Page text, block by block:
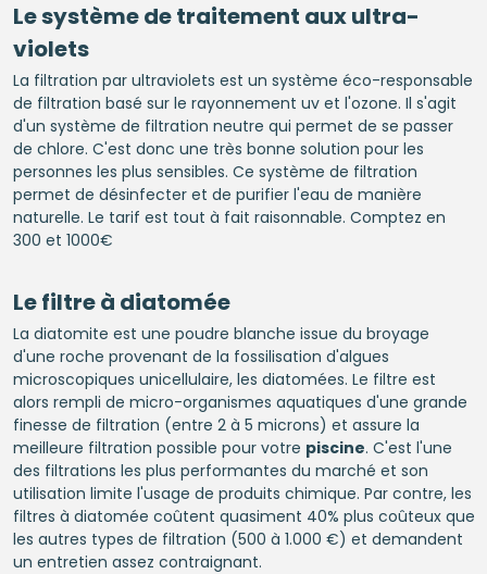
Le système de traitement aux ultra-
violets
La filtration par ultraviolets est un système éco-responsable
de filtration basé sur le rayonnement uv et l'ozone. Il s'agit
d'un système de filtration neutre qui permet de se passer
de chlore. C'est donc une très bonne solution pour les
personnes les plus sensibles. Ce système de filtration
permet de désinfecter et de purifier l'eau de manière
naturelle. Le tarif est tout à fait raisonnable. Comptez en
300 et 1000€
Le filtre à diatomée
La diatomite est une poudre blanche issue du broyage
d'une roche provenant de la fossilisation d'algues
microscopiques unicellulaire, les diatomées. Le filtre est
alors rempli de micro-organismes aquatiques d'une grande
finesse de filtration (entre 2 à 5 microns) et assure la
meilleure filtration possible pour votre piscine. C'est l'une
des filtrations les plus performantes du marché et son
utilisation limite l'usage de produits chimique. Par contre, les
filtres à diatomée coûtent quasiment 40% plus coûteux que
les autres types de filtration (500 à 1.000 €) et demandent
un entretien assez contraignant.